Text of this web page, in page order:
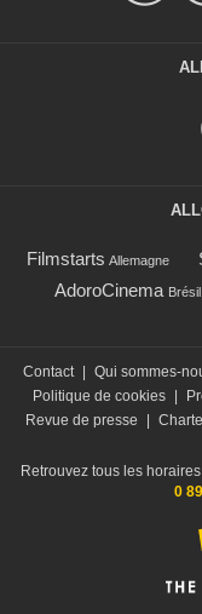
Filmstarts Allemagne
AdoroCinema Brésil
Contact Qui sommes-
Politique de cookies
Revue de presse
Retrouvez tous les
0